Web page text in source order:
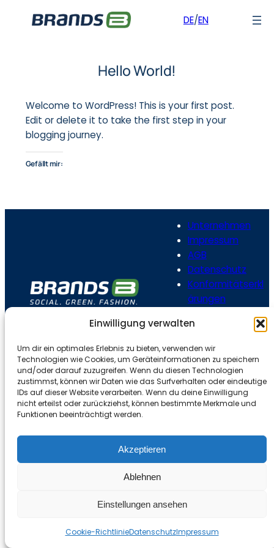
Einwilligung verwalten
Um dir ein optimales Erlebnis zu bieten, verwenden wir
Technologien wie Cookies, um Geräteinformationen zu speichern
und/oder darauf zuzugreifen. Wenn du diesen Technologien
zustimmst, können wir Daten wie das Surfverhalten oder eindeutige
IDs auf dieser Website verarbeiten. Wenn du deine Einwilligung
nicht erteilst oder zurückziehst, können bestimmte Merkmale und
Funktionen beeinträchtigt werden.
Akzeptieren
Ablehnen
Einstellungen ansehen
Cookie-RichtlinieDatenschutzImpressum
DE/EN
Hello World!
Welcome to WordPress! This is your first post.
Edit or delete it to take the first step in your
blogging journey.
Gefällt mir:
Unternehmen
Impressum
AGB
Datenschutz
Konformitätserkl
ärungen
eich
Karriere
Making of